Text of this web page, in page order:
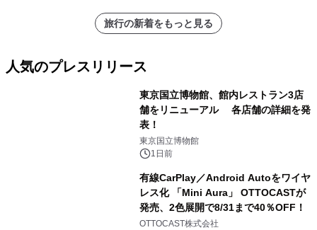
旅行の新着をもっと見る
人気のプレスリリース
東京国立博物館、館内レストラン3店
舗をリニューアル 各店舗の詳細を発
表！
東京国立博物館
1日前
有線CarPlay／Android Autoをワイヤ
レス化 「Mini Aura」 OTTOCASTが
発売、2色展開で8/31まで40％OFF！
OTTOCAST株式会社